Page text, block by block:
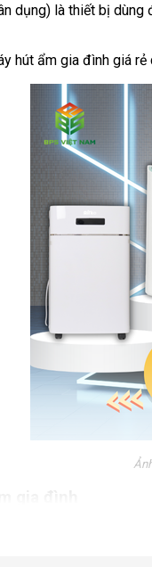
dụng) là thiết bị
hút ẩm gia đình giá
tránh khỏi tình trạng
hạn chế sự phát triển